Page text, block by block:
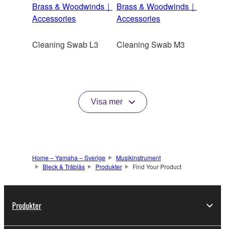
Brass & Woodwinds｜
Accessories
Cleaning Swab L3
Brass & Woodwinds｜
Accessories
Cleaning Swab M3
Visa mer
Home – Yamaha – Sverige
Musikinstrument
Bleck & Träblås
Produkter Find Your Product
Produkter